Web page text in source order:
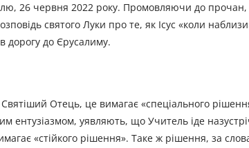
26 червня 2022 року. Промовляючи до прочан,
святого Луки про те, як Ісус «коли
дорогу до Єрусалиму.
Отець, це вимагає «спеціального
уявляють, що Учитель іде
«стійкого рішення». Таке ж рішення, за